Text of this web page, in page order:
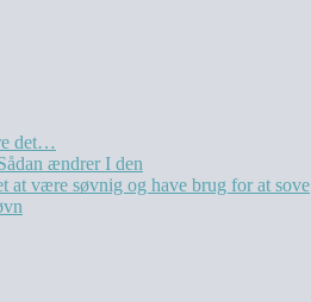
det…
ændrer I den
at være søvnig og have brug for at sove